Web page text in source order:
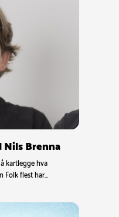
Brenna
kartlegge hva
Folk flest har…